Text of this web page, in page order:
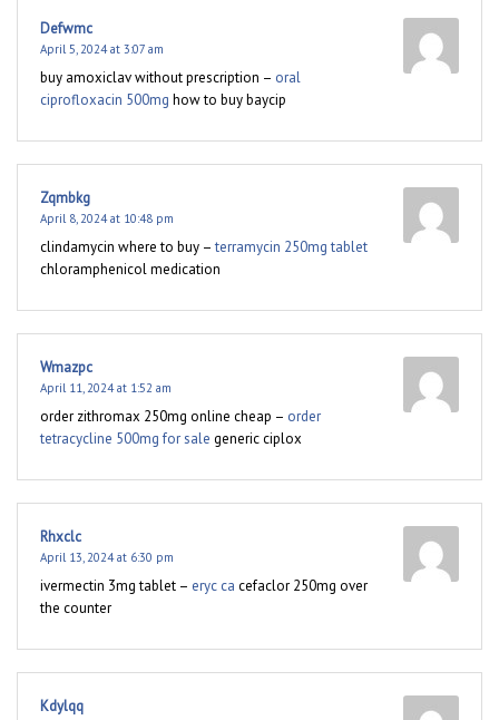
Defwmc
April 5, 2024 at 3:07 am
buy amoxiclav without prescription – oral
ciprofloxacin 500mg how to buy baycip
Zqmbkg
April 8, 2024 at 10:48 pm
clindamycin where to buy –terramycin 250mg tablet
chloramphenicol medication
Wmazpc
April 11, 2024 at 1:52 am
order zithromax 250mg online cheap – order
tetracycline 500mg for sale generic ciplox
Rhxclc
April 13, 2024 at 6:30 pm
ivermectin 3mg tablet – eryc ca cefaclor 250mg over
the counter
Kdylqq